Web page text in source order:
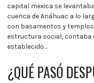
capital mexica se
cuenca de Anáhuac a lo
con basamentos y templos
estructura social, contaba
establecido…
¿QUÉ PASÓ